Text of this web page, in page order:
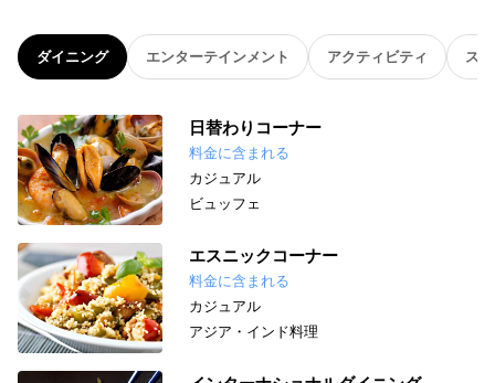
ダイニング エンターテインメント アクティビティ ス
日替わりコーナー
料金に含まれる
カジュアル
ビュッフェ
エスニックコーナー
料金に含まれる
カジュアル
アジア・インド料理